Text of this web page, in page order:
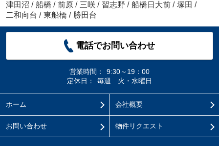
津田沼 / 船橋 / 前原 / 三咲 / 習志野 / 船橋日大前 / 塚田 /
二和向台 / 東船橋 / 勝田台
電話でお問い合わせ
営業時間：
9:30～19：00
定休日：
毎週 火・水曜日
ホーム 会社概要
お問い合わせ 物件リクエスト